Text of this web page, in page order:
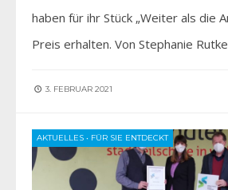
haben für ihr Stück „Weiter als die
Preis erhalten. Von Stephanie
3. FEBRUAR 2021
AKTUELLES • FÜR SIE ENTDECKT